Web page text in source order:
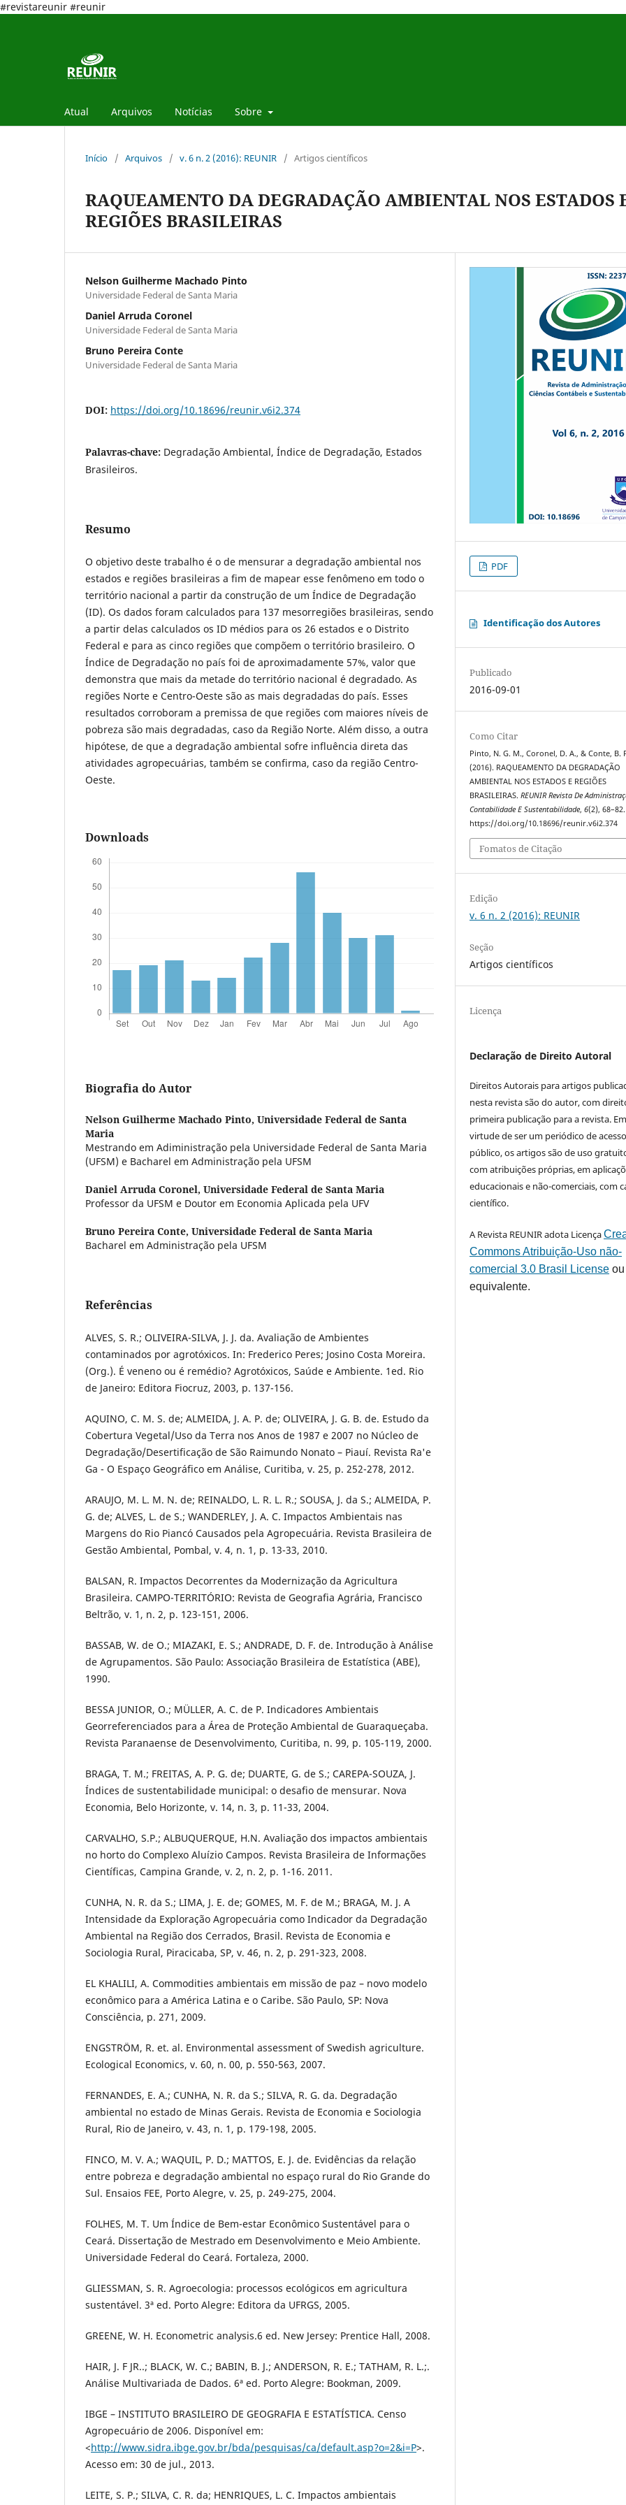
#revistareunir #reunir
Atual Arquivos Notícias Sobre
Início / Arquivos / v. 6 n. 2 (2016): REUNIR / Artigos científicos
RAQUEAMENTO DA DEGRADAÇÃO AMBIENTAL NOS ESTADOS
REGIÕES BRASILEIRAS
Nelson Guilherme Machado Pinto
Universidade Federal de Santa Maria
Daniel Arruda Coronel
Universidade Federal de Santa Maria
Bruno Pereira Conte
Universidade Federal de Santa Maria
DOI: https://doi.org/10.18696/reunir.v6i2.374
Palavras-chave: Degradação Ambiental, Índice de Degradação, Estados
Brasileiros.
Resumo
O objetivo deste trabalho é o de mensurar a degradação ambiental nos
estados e regiões brasileiras a fim de mapear esse fenômeno em todo o
território nacional a partir da construção de um Índice de Degradação
(ID). Os dados foram calculados para 137 mesorregiões brasileiras, sendo
a partir delas calculados os ID médios para os 26 estados e o Distrito
Federal e para as cinco regiões que compõem o território brasileiro. O
Índice de Degradação no país foi de aproximadamente 57%, valor que
demonstra que mais da metade do território nacional é degradado. As
regiões Norte e Centro-Oeste são as mais degradadas do país. Esses
resultados corroboram a premissa de que regiões com maiores níveis de
pobreza são mais degradadas, caso da Região Norte. Além disso, a outra
hipótese, de que a degradação ambiental sofre influência direta das
atividades agropecuárias, também se confirma, caso da região Centro-
Oeste.
Downloads
Biografia do Autor
Nelson Guilherme Machado Pinto, Universidade Federal de Santa
Maria
Mestrando em Adiministração pela Universidade Federal de Santa Maria
(UFSM) e Bacharel em Administração pela UFSM
Daniel Arruda Coronel, Universidade Federal de Santa Maria
Professor da UFSM e Doutor em Economia Aplicada pela UFV
Bruno Pereira Conte, Universidade Federal de Santa Maria
Bacharel em Administração pela UFSM
Referências
ALVES, S. R.; OLIVEIRA-SILVA, J. J. da. Avaliação de Ambientes
contaminados por agrotóxicos. In: Frederico Peres; Josino Costa Moreira.
(Org.). É veneno ou é remédio? Agrotóxicos, Saúde e Ambiente. 1ed. Rio
de Janeiro: Editora Fiocruz, 2003, p. 137-156.
AQUINO, C. M. S. de; ALMEIDA, J. A. P. de; OLIVEIRA, J. G. B. de. Estudo da
Cobertura Vegetal/Uso da Terra nos Anos de 1987 e 2007 no Núcleo de
Degradação/Desertificação de São Raimundo Nonato – Piauí. Revista Ra'e
Ga - O Espaço Geográfico em Análise, Curitiba, v. 25, p. 252-278, 2012.
ARAUJO, M. L. M. N. de; REINALDO, L. R. L. R.; SOUSA, J. da S.; ALMEIDA, P.
G. de; ALVES, L. de S.; WANDERLEY, J. A. C. Impactos Ambientais nas
Margens do Rio Piancó Causados pela Agropecuária. Revista Brasileira de
Gestão Ambiental, Pombal, v. 4, n. 1, p. 13-33, 2010.
BALSAN, R. Impactos Decorrentes da Modernização da Agricultura
Brasileira. CAMPO-TERRITÓRIO: Revista de Geografia Agrária, Francisco
Beltrão, v. 1, n. 2, p. 123-151, 2006.
BASSAB, W. de O.; MIAZAKI, E. S.; ANDRADE, D. F. de. Introdução à Análise
de Agrupamentos. São Paulo: Associação Brasileira de Estatística (ABE),
1990.
BESSA JUNIOR, O.; MÜLLER, A. C. de P. Indicadores Ambientais
Georreferenciados para a Área de Proteção Ambiental de Guaraqueçaba.
Revista Paranaense de Desenvolvimento, Curitiba, n. 99, p. 105-119, 2000.
BRAGA, T. M.; FREITAS, A. P. G. de; DUARTE, G. de S.; CAREPA-SOUZA, J.
Índices de sustentabilidade municipal: o desafio de mensurar. Nova
Economia, Belo Horizonte, v. 14, n. 3, p. 11-33, 2004.
CARVALHO, S.P.; ALBUQUERQUE, H.N. Avaliação dos impactos ambientais
no horto do Complexo Aluízio Campos. Revista Brasileira de Informações
Científicas, Campina Grande, v. 2, n. 2, p. 1-16. 2011.
CUNHA, N. R. da S.; LIMA, J. E. de; GOMES, M. F. de M.; BRAGA, M. J. A
Intensidade da Exploração Agropecuária como Indicador da Degradação
Ambiental na Região dos Cerrados, Brasil. Revista de Economia e
Sociologia Rural, Piracicaba, SP, v. 46, n. 2, p. 291-323, 2008.
EL KHALILI, A. Commodities ambientais em missão de paz – novo modelo
econômico para a América Latina e o Caribe. São Paulo, SP: Nova
Consciência, p. 271, 2009.
ENGSTRÖM, R. et. al. Environmental assessment of Swedish agriculture.
Ecological Economics, v. 60, n. 00, p. 550-563, 2007.
FERNANDES, E. A.; CUNHA, N. R. da S.; SILVA, R. G. da. Degradação
ambiental no estado de Minas Gerais. Revista de Economia e Sociologia
Rural, Rio de Janeiro, v. 43, n. 1, p. 179-198, 2005.
FINCO, M. V. A.; WAQUIL, P. D.; MATTOS, E. J. de. Evidências da relação
entre pobreza e degradação ambiental no espaço rural do Rio Grande do
Sul. Ensaios FEE, Porto Alegre, v. 25, p. 249-275, 2004.
FOLHES, M. T. Um Índice de Bem-estar Econômico Sustentável para o
Ceará. Dissertação de Mestrado em Desenvolvimento e Meio Ambiente.
Universidade Federal do Ceará. Fortaleza, 2000.
GLIESSMAN, S. R. Agroecologia: processos ecológicos em agricultura
sustentável. 3ª ed. Porto Alegre: Editora da UFRGS, 2005.
GREENE, W. H. Econometric analysis.6 ed. New Jersey: Prentice Hall, 2008.
HAIR, J. F JR..; BLACK, W. C.; BABIN, B. J.; ANDERSON, R. E.; TATHAM, R. L.;.
Análise Multivariada de Dados. 6ª ed. Porto Alegre: Bookman, 2009.
IBGE – INSTITUTO BRASILEIRO DE GEOGRAFIA E ESTATÍSTICA. Censo
Agropecuário de 2006. Disponível em:
<http://www.sidra.ibge.gov.br/bda/pesquisas/ca/default.asp?o=2&i=P>.
Acesso em: 30 de jul., 2013.
LEITE, S. P.; SILVA, C. R. da; HENRIQUES, L. C. Impactos ambientais
PDF
Identificação dos Autores
Publicado
2016-09-01
Como Citar
Pinto, N. G. M., Coronel, D. A., & Conte, B.
(2016). RAQUEAMENTO DA DEGRADAÇÃO
AMBIENTAL NOS ESTADOS E REGIÕES
BRASILEIRAS.REUNIR Revista De
Contabilidade E Sustentabilidade,6(2), 68–82.
https://doi.org/10.18696/reunir.v6i2.374
Fomatos de Citação
Edição
v. 6 n. 2 (2016): REUNIR
Seção
Artigos científicos
Licença
Declaração de Direito Autoral
Direitos Autorais para artigos
nesta revista são do autor, com
primeira publicação para a revista.
virtude de ser um periódico de
público, os artigos são de uso
com atribuições próprias, em
educacionais e não-comerciais, com
científico.
A Revista REUNIR adota Licença
Commons Atribuição-Uso não-
comercial 3.0 Brasil License
equivalente.